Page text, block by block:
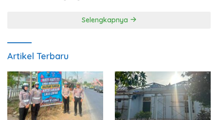
Selengkapnya
Artikel Terbaru